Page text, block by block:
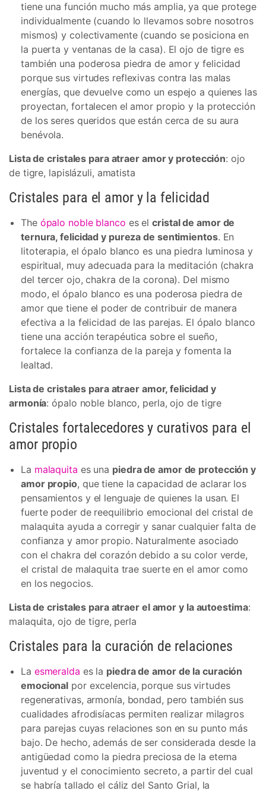
tiene una función mucho más amplia, ya que protege
individualmente (cuando lo llevamos sobre nosotros
mismos) y colectivamente (cuando se posiciona en
la puerta y ventanas de la casa). El ojo de tigre es
también una poderosa piedra de amor y felicidad
porque sus virtudes reflexivas contra las malas
energías, que devuelve como un espejo a quienes las
proyectan, fortalecen el amor propio y la protección
de los seres queridos que están cerca de su aura
benévola.
Lista de cristales para atraer amor y protección: ojo
de tigre, lapislázuli, amatista
Cristales para el amor y la felicidad
The ópalo noble blanco es elcristal de amor de
ternura, felicidad y pureza de sentimientos. En
litoterapia, el ópalo blanco es una piedra luminosa y
espiritual, muy adecuada para la meditación (chakra
del tercer ojo, chakra de la corona). Del mismo
modo, el ópalo blanco es una poderosa piedra de
amor que tiene el poder de contribuir de manera
efectiva a la felicidad de las parejas. El ópalo blanco
tiene una acción terapéutica sobre el sueño,
fortalece la confianza de la pareja y fomenta la
lealtad.
Lista de cristales para atraer amor, felicidad y
armonía: ópalo noble blanco, perla, ojo de tigre
Cristales fortalecedores y curativos para el
amor propio
La malaquita es una piedra de amor de protección y
amor propio, que tiene la capacidad de aclarar los
pensamientos y el lenguaje de quienes la usan. El
fuerte poder de reequilibrio emocional del cristal de
malaquita ayuda a corregir y sanar cualquier falta de
confianza y amor propio. Naturalmente asociado
con el chakra del corazón debido a su color verde,
el cristal de malaquita trae suerte en el amor como
en los negocios.
Lista de cristales para atraer el amor y la autoestima:
malaquita, ojo de tigre, perla
Cristales para la curación de relaciones
La esmeralda es la piedra de amor de la curación
emocional por excelencia, porque sus virtudes
regenerativas, armonía, bondad, pero también sus
cualidades afrodisíacas permiten realizar milagros
para parejas cuyas relaciones son en su punto más
bajo. De hecho, además de ser considerada desde la
antigüedad como la piedra preciosa de la eterna
juventud y el conocimiento secreto, a partir del cual
se habría tallado el cáliz del Santo Grial, la